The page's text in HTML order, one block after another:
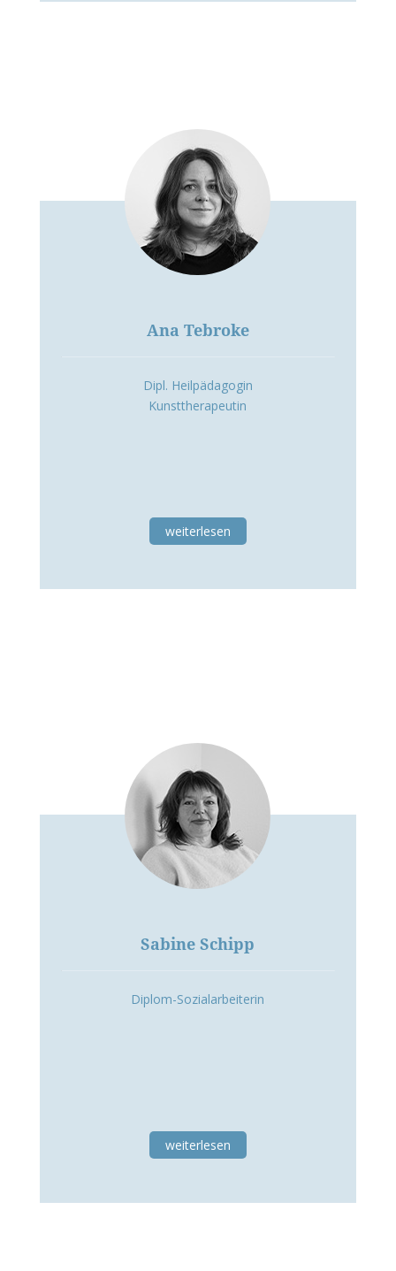
Ana Tebroke
Dipl. Heilpädagogin
Kunsttherapeutin
weiterlesen
Sabine Schipp
Diplom-Sozialarbeiterin
weiterlesen